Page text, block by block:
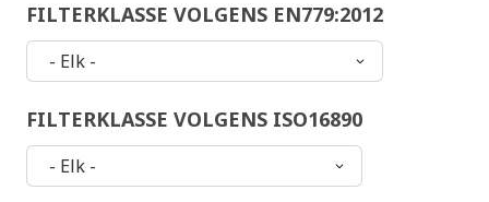
FILTERKLASSE VOLGENS EN779:2012
FILTERKLASSE VOLGENS ISO16890